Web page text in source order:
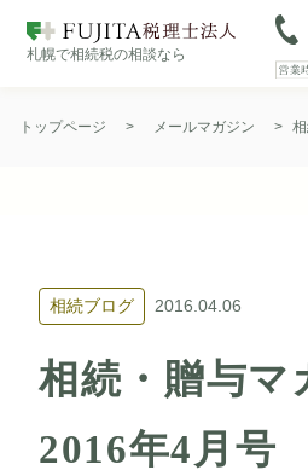
札幌で相続税の相談なら
トップページ > メールマガジン >
相続・贈与マ
2016年4月号
相続ブログ 2016.04.06